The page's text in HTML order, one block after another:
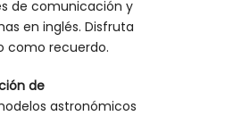
de comunicación y
en inglés. Disfruta
como recuerdo.
de
astronómicos